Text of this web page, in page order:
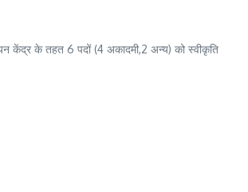
केंद्र के तहत 6 पदों (4 अकादमी,2 अन्य) को स्वीकृति